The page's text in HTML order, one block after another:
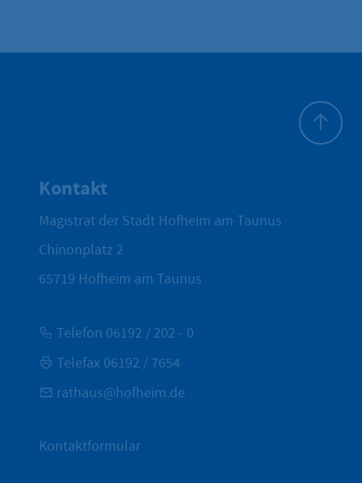
Kontakt
Magistrat der Stadt Hofheim am Taunus
Chinonplatz 2
65719 Hofheim am Taunus
Telefon 06192 / 202 - 0
Telefax 06192 / 7654
rathaus@hofheim.de
Kontaktformular